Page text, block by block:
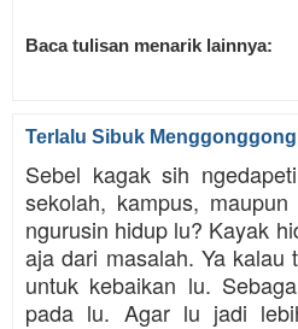
Baca tulisan menarik lainnya:
Terlalu Sibuk
Sebel kagak sih
sekolah, kampus,
ngurusin hidup lu? Kayak
aja dari masalah. Ya kalau
untuk kebaikan lu.
pada lu. Agar lu jadi